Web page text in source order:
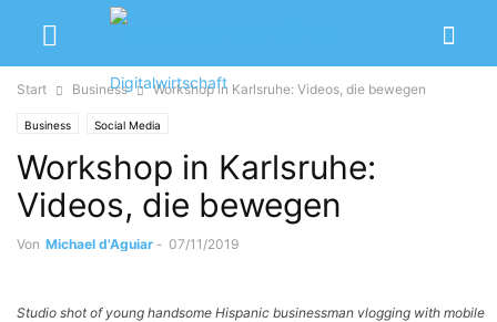
Start Business Workshop in Karlsruhe: Videos, die bewegen
Business Social Media
Workshop in Karlsruhe:
Videos, die bewegen
Von Michael d'Aguiar - 07/11/2019
Studio shot of young handsome Hispanic businessman vlogging with mobile